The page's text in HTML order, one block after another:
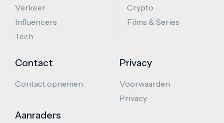
Verkeer
Influencers
Tech
Crypto
Films & Series
Contact
Contact opnemen
Aanraders
Privacy
Voorwaarden
Privacy